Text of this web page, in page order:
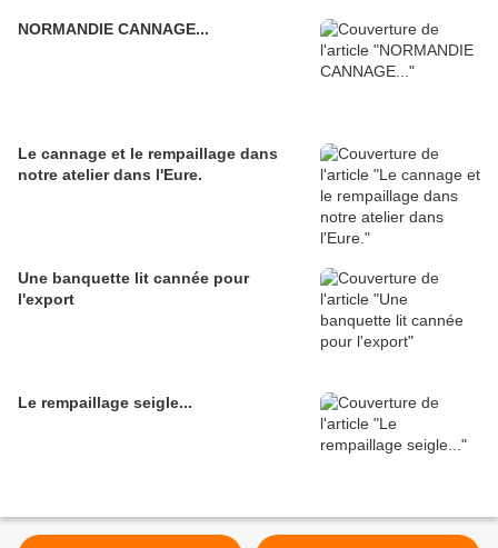
NORMANDIE CANNAGE...
Le cannage et le rempaillage dans
notre atelier dans l'Eure.
Une banquette lit cannée pour
l'export
Le rempaillage seigle...